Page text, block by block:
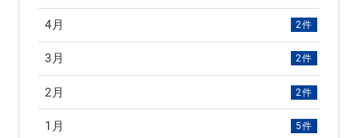
4月 2件
3月 2件
2月 2件
1月 5件